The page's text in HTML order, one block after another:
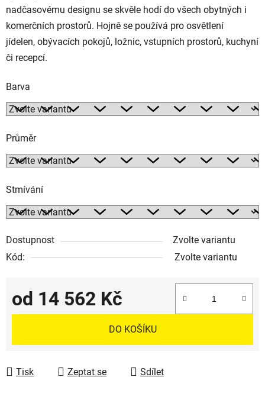
nadčasovému designu se skvěle hodí do všech obytných i
komerčních prostorů. Hojně se používá pro osvětlení
jídelen, obývacích pokojů, ložnic, vstupních prostorů, kuchyní
či recepcí.
Barva
Průměr
Stmívání
Dostupnost
Zvolte variantu
Kód:
Zvolte variantu
od 14 562 Kč
Měrná cena:
DO KOŠÍKU
Tisk Zeptat se Sdílet